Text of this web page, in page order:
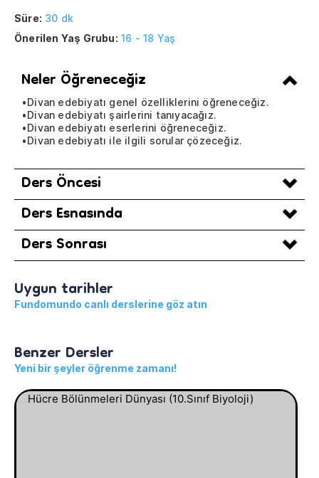
Süre: 30 dk
Önerilen Yaş Grubu: 16 - 18 Yaş
Neler Öğreneceğiz
•Divan edebiyatı genel özelliklerini öğreneceğiz.
•Divan edebiyatı şairlerini tanıyacağız.
•Divan edebiyatı eserlerini öğreneceğiz.
•Divan edebiyatı ile ilgili sorular çözeceğiz.
Ders Öncesi
Ders Esnasında
Ders Sonrası
Uygun tarihler
Fundomundo canlı derslerine göz atın
Benzer Dersler
Yeni bir şeyler öğrenme zamanı!